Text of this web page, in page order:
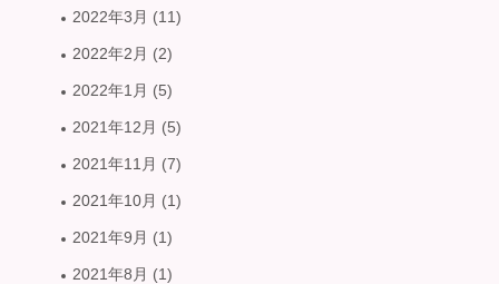
2022年3月 (11)
2022年2月 (2)
2022年1月 (5)
2021年12月 (5)
2021年11月 (7)
2021年10月 (1)
2021年9月 (1)
2021年8月 (1)